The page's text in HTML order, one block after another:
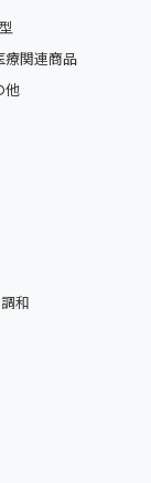
療関連商品
他
和